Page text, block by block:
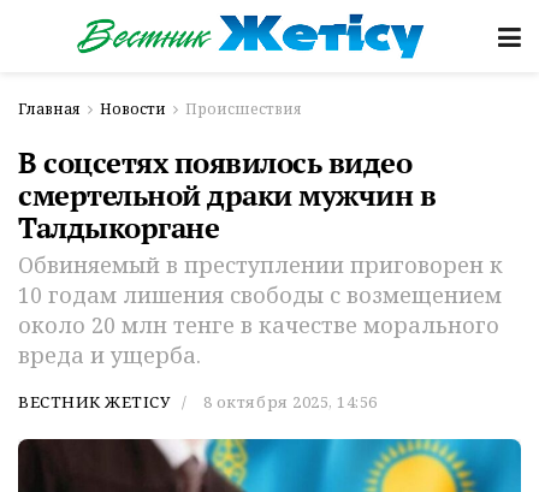
Главная Новости Происшествия
В соцсетях появилось видео
смертельной драки мужчин в
Талдыкоргане
Обвиняемый в преступлении приговорен к
10 годам лишения свободы с возмещением
около 20 млн тенге в качестве морального
вреда и ущерба.
ВЕСТНИК ЖЕТІСУ 8 октября 2025, 14:56